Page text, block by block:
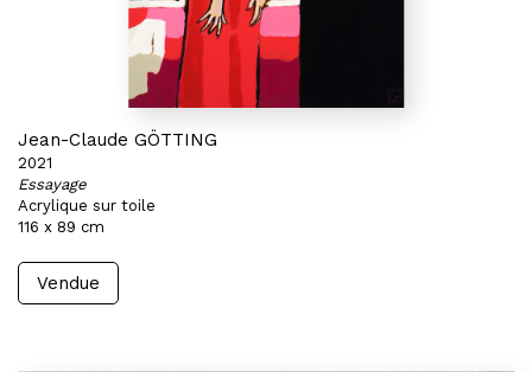
Jean-Claude GÖTTING
2021
Essayage
Acrylique sur toile
116 x 89 cm
Vendue